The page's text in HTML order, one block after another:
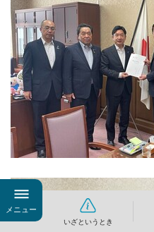
メニュー
いざというとき